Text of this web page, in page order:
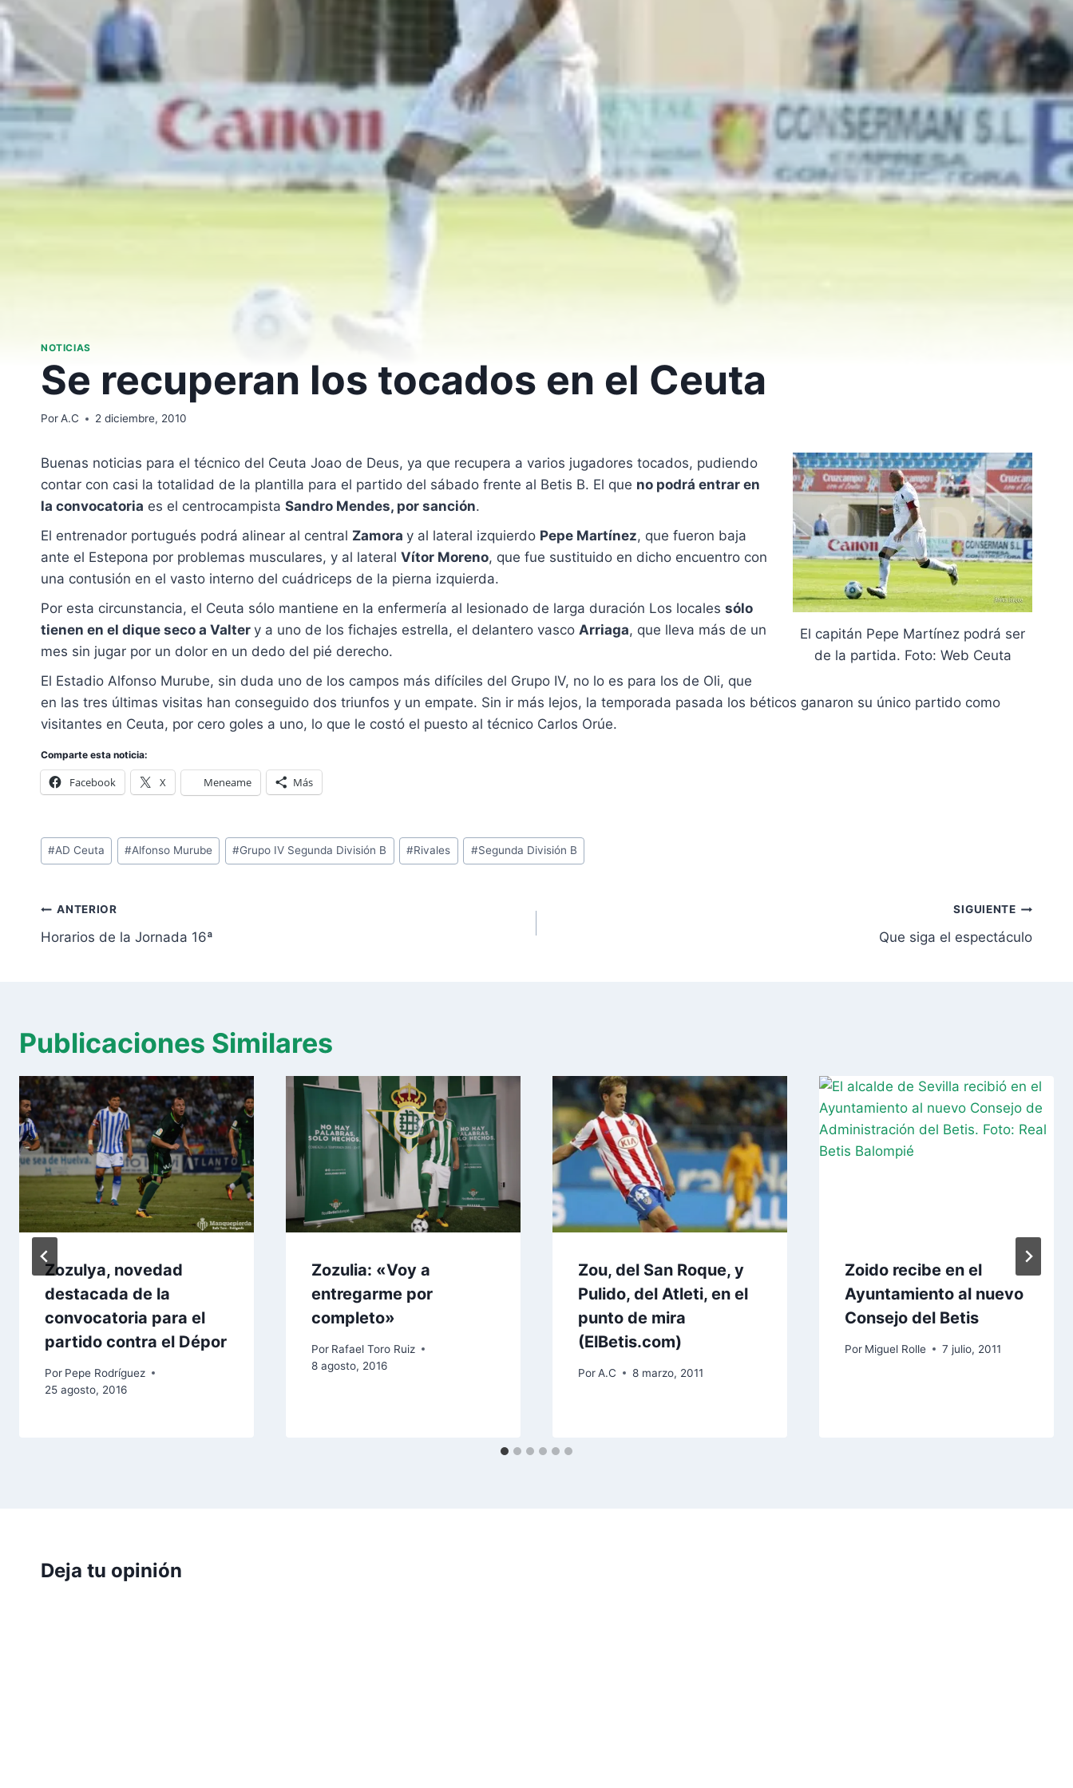
NOTICIAS
Se recuperan los tocados en el Ceuta
PorA.C 2 diciembre, 2010
El capitán Pepe Martínez podrá ser
de la partida. Foto: Web Ceuta
Buenas noticias para el técnico del Ceuta Joao de Deus, ya que recupera a varios jugadores tocados, pudiendo
contar con casi la totalidad de la plantilla para el partido del sábado frente al Betis B. El que no podrá entrar en
la convocatoria es el centrocampista Sandro Mendes, por sanción.
El entrenador portugués podrá alinear al central Zamora y al lateral izquierdo Pepe Martínez, que fueron baja
ante el Estepona por problemas musculares, y al lateral Vítor Moreno, que fue sustituido en dicho encuentro con
una contusión en el vasto interno del cuádriceps de la pierna izquierda.
Por esta circunstancia, el Ceuta sólo mantiene en la enfermería al lesionado de larga duración Los locales sólo
tienen en el dique seco a Valter y a uno de los fichajes estrella, el delantero vasco Arriaga, que lleva más de un
mes sin jugar por un dolor en un dedo del pié derecho.
El Estadio Alfonso Murube, sin duda uno de los campos más difíciles del Grupo IV, no lo es para los de Oli, que
en las tres últimas visitas han conseguido dos triunfos y un empate. Sin ir más lejos, la temporada pasada los béticos ganaron su único partido como
visitantes en Ceuta, por cero goles a uno, lo que le costó el puesto al técnico Carlos Orúe.
Comparte esta noticia:
Facebook X Meneame Más
Etiquetas
de
entrada:
#AD Ceuta #Alfonso Murube #Grupo IV Segunda División B #Rivales #Segunda División B
Navegación
de
ANTERIOR
Horarios de la Jornada 16ª
SIGUIENTE
Que siga el espectáculo
Publicaciones Similares
Zozulya, novedad
destacada de la
convocatoria para el
partido contra el Dépor
Por Pepe Rodríguez
25 agosto, 2016
Zozulia: «Voy a
entregarme por
completo»
Por Rafael Toro Ruiz
8 agosto, 2016
Zou, del San Roque, y
Pulido, del Atleti, en el
punto de mira
(ElBetis.com)
PorA.C 8 marzo, 2011
Zoido recibe en el
Ayuntamiento al nuevo
Consejo del Betis
Por Miguel Rolle 7 julio, 2011
Deja tu opinión